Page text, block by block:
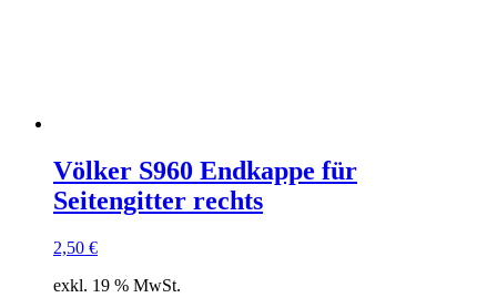
Völker S960 Endkappe für
Seitengitter rechts
2,50 €
exkl. 19 % MwSt.